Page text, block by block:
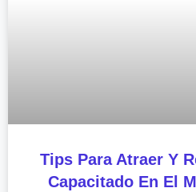
Tips Para Atraer Y
Capacitado En El